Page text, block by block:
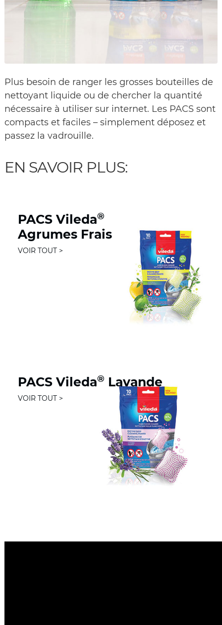
Plus besoin de ranger les grosses bouteilles de
nettoyant liquide ou de chercher la quantité
nécessaire à utiliser sur internet. Les PACS sont
compacts et faciles – simplement déposez et
passez la vadrouille.
EN SAVOIR PLUS:
PACS Vileda®
Agrumes Frais
VOIR TOUT >
PACS Vileda® Lavande
VOIR TOUT >